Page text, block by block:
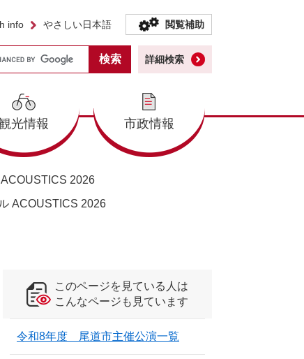
info やさしい日本語 閲覧補助
光情報 市政情報
詳細検索
2026
ACOUSTICS 2026
このページを見ている人は
こんなページも見ています
令和8年度 尾道市主催公演一覧